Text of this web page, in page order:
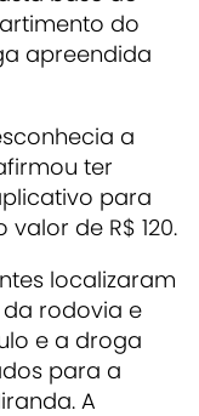
do
apreendida
a
ter
para
de R$ 120.
localizaram
rodovia e
e a droga
para a
A